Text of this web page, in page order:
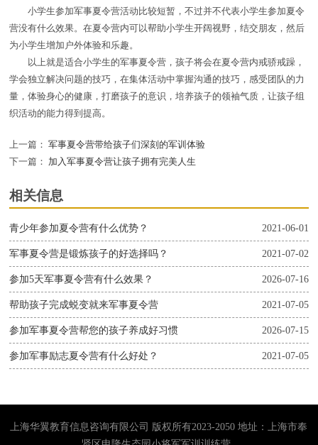
小学生参加军事夏令营活动比较短暂，不过并不代表小学生参加夏令
营没有什么效果。在夏令营内可以帮助小学生开阔视野，结交朋友，然后
为小学生增加户外体验和乐趣。
以上就是适合小学生的军事夏令营，孩子将会在夏令营内戒骄戒躁，
学会独立解决问题的技巧，在集体活动中掌握沟通的技巧，感受团队的力
量，体验身心的健康，打磨孩子的意识，培养孩子的领袖气质，让孩子组
织活动的能力得到提高。
上一篇： 军事夏令营带给孩子们深刻的军训体验
下一篇：
加入军事夏令营让孩子拥有完美人生
相关信息
2021-06-01
青少年参加夏令营有什么优势？
2021-07-02
军事夏令营是锻炼孩子的好选择吗？
2026-07-16
参加5天军事夏令营有什么效果？
2021-07-05
帮助孩子完成蜕变就来军事夏令营
2026-07-15
参加军事夏令营帮您的孩子养成好习惯
2021-07-05
参加军事励志夏令营有什么好处？
上海华翼教育信息咨询有限公司 版权所有2023-2050 地址：上海市奉